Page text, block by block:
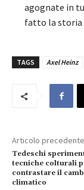
agognate in
fatto la storia
TAGS Axel Heinz
Articolo precedente
Tedeschi
tecniche colturali
contrastare il
climatico